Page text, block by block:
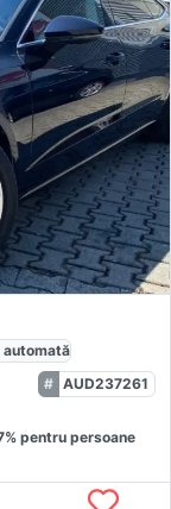
automată
AUD237261
% pentru persoane